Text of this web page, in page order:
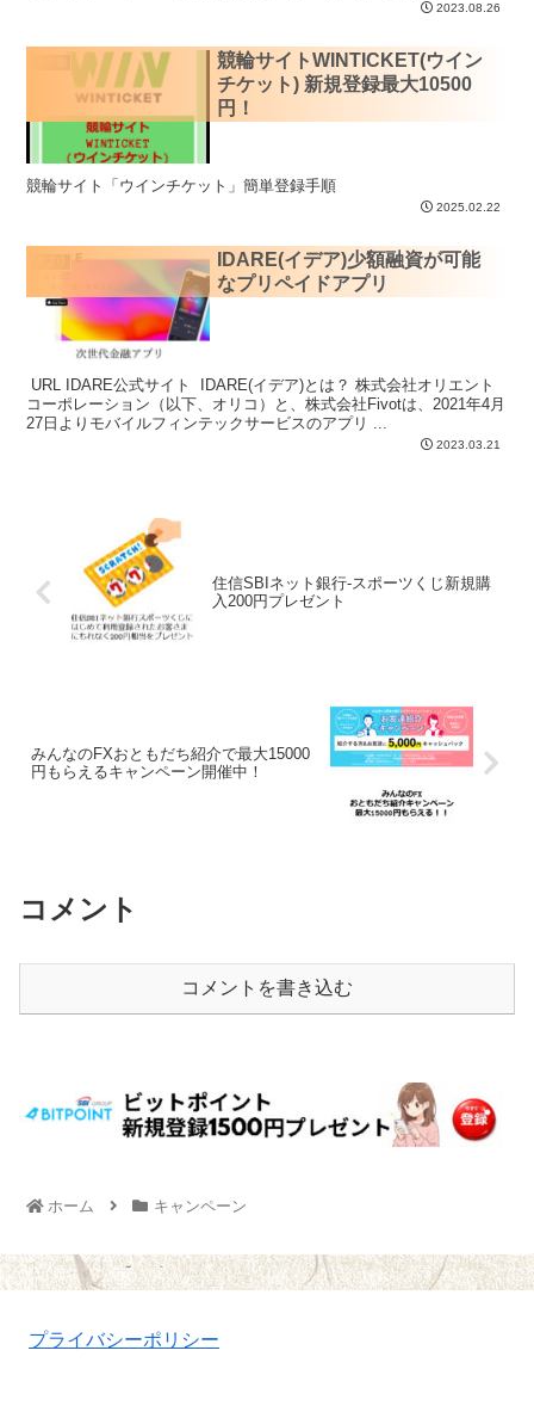
2023.08.26
競輪サイトWINTICKET(ウイン
チケット) 新規登録最大10500
円！
競輪サイト「ウインチケット」簡単登録手順
2025.02.22
IDARE(イデア)少額融資が可能
なプリペイドアプリ
URL IDARE公式サイト IDARE(イデア)とは？ 株式会社オリエント
コーポレーション（以下、オリコ）と、株式会社Fivotは、2021年4月
2023.03.21
住信SBIネット銀行-スポーツくじ新規購
入200円プレゼント
みんなのFXおともだち紹介で最大15000
円もらえるキャンペーン開催中！
コメント
コメントを書き込む
ホーム キャンペーン
プライバシーポリシー